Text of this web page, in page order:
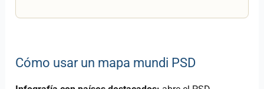
Cómo usar un mapa mundi PSD